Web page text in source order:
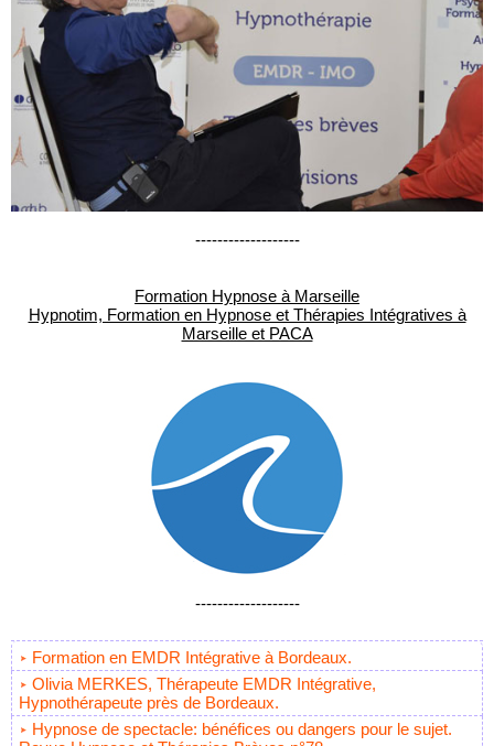
-------------------
Formation Hypnose à Marseille
Hypnotim, Formation en Hypnose et Thérapies Intégratives à
Marseille et PACA
-------------------
Formation en EMDR Intégrative à Bordeaux.
Olivia MERKES, Thérapeute EMDR Intégrative,
Hypnothérapeute près de Bordeaux.
Hypnose de spectacle: bénéfices ou dangers pour le sujet.